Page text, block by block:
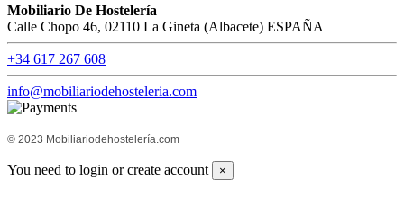
Mobiliario De Hostelería
Calle Chopo 46, 02110 La Gineta (Albacete) ESPAÑA
+34 617 267 608
info@mobiliariodehosteleria.com
© 2023 Mobiliariodehostelería.com
You need to login or create account ×